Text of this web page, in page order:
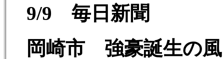
9/9 毎日新聞
岡崎市 強豪誕生の